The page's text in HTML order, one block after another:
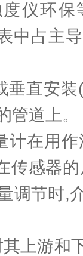
仪环保
中占主
直安装
管道上。
在用作
传感器
调节时,
上游和